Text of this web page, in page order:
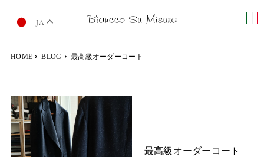
JA
HOME BLOG 最高級オーダーコート
最高級オーダーコート